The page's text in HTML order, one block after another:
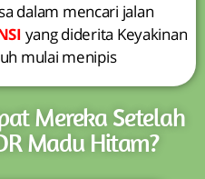
dalam mencari jalan
yang diderita Keyakinan
mulai menipis
Mereka Setelah
Madu Hitam?